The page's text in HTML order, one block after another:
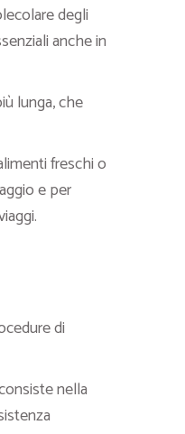
degli
anche in
lunga, che
freschi o
e per
di
nella